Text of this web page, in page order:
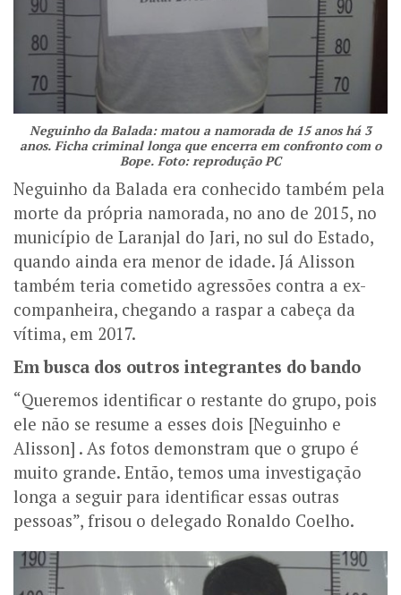
Neguinho da Balada: matou a namorada de 15 anos há 3
anos. Ficha criminal longa que encerra em confronto com o
Bope. Foto: reprodução PC
Neguinho da Balada era conhecido também pela
morte da própria namorada, no ano de 2015, no
município de Laranjal do Jari, no sul do Estado,
quando ainda era menor de idade. Já Alisson
também teria cometido agressões contra a ex-
companheira, chegando a raspar a cabeça da
vítima, em 2017.
Em busca dos outros integrantes do bando
“Queremos identificar o restante do grupo, pois
ele não se resume a esses dois [Neguinho e
Alisson] . As fotos demonstram que o grupo é
muito grande. Então, temos uma investigação
longa a seguir para identificar essas outras
pessoas”, frisou o delegado Ronaldo Coelho.